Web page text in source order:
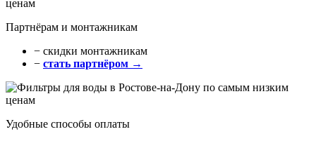
Партнёрам и монтажникам
− cкидки монтажникам
− стать партнёром →
Удобные способы оплаты